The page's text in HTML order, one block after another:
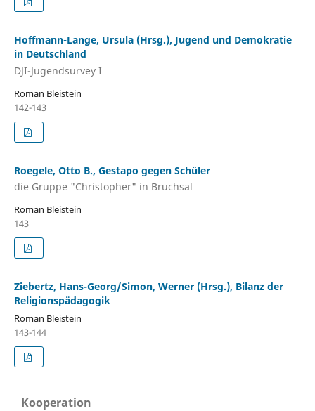
Hoffmann-Lange, Ursula (Hrsg.), Jugend und Demokratie
in Deutschland
DJI-Jugendsurvey I
Roman Bleistein
142-143
Roegele, Otto B., Gestapo gegen Schüler
die Gruppe "Christopher" in Bruchsal
Roman Bleistein
143
Ziebertz, Hans-Georg/Simon, Werner (Hrsg.), Bilanz der
Religionspädagogik
Roman Bleistein
143-144
Kooperation